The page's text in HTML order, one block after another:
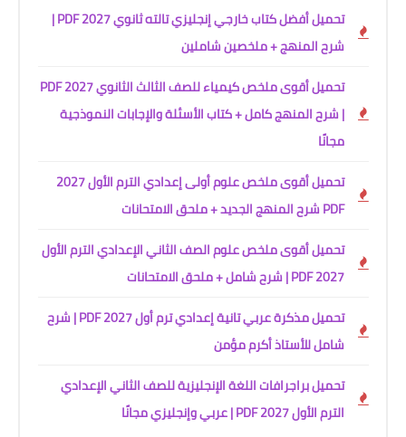
تحميل أفضل كتاب خارجي إنجليزي تالته ثانوي 2027 PDF |
شرح المنهج + ملخصين شاملين
تحميل أقوى ملخص كيمياء للصف الثالث الثانوي 2027 PDF
| شرح المنهج كامل + كتاب الأسئلة والإجابات النموذجية
مجانًا
تحميل أقوى ملخص علوم أولى إعدادي الترم الأول 2027
PDF شرح المنهج الجديد + ملحق الامتحانات
تحميل أقوى ملخص علوم الصف الثاني الإعدادي الترم الأول
2027 PDF | شرح شامل + ملحق الامتحانات
تحميل مذكرة عربي تانية إعدادي ترم أول 2027 PDF | شرح
شامل للأستاذ أكرم مؤمن
تحميل براجرافات اللغة الإنجليزية للصف الثاني الإعدادي
الترم الأول 2027 PDF | عربي وإنجليزي مجانًا